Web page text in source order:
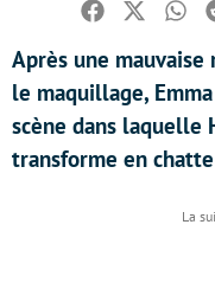
Facebook
Twitter
Après une
le maquillage,
scène dans laquelle
transforme en